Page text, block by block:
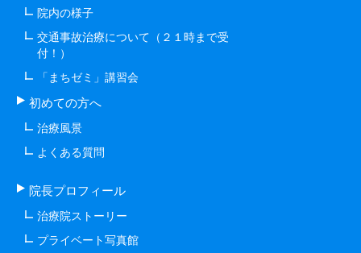
院内の様子
交通事故治療について（２１時まで受
付！）
「まちゼミ」講習会
初めての方へ
治療風景
よくある質問
院長プロフィール
治療院ストーリー
プライベート写真館